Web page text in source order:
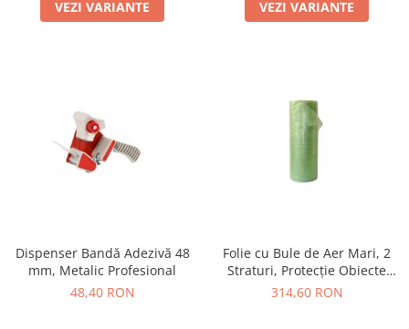
VEZI VARIANTE VEZI VARIANTE
Dispenser Bandă Adezivă 48
mm, Metalic Profesional
48,40 RON
Folie cu Bule de Aer Mari, 2
Straturi, Protecție Obiecte
Grele
314,60 RON